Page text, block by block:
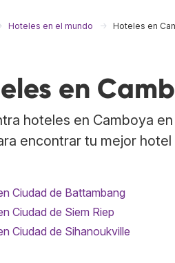
Hoteles en el mundo Hoteles en
en
hoteles en Camboya
encontrar tu mejor
Ciudad de Battambang
Ciudad de Siem Riep
Ciudad de Sihanoukville